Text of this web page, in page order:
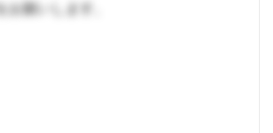
願いします。